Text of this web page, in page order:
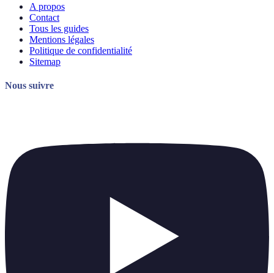
A propos
Contact
Tous les guides
Mentions légales
Politique de confidentialité
Sitemap
Nous suivre